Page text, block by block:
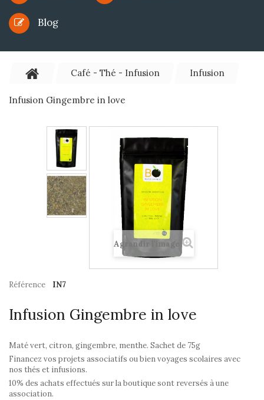
Blog
Café - Thé - Infusion Infusion
Infusion Gingembre in love
Agrandir l'image
Référence IN7
Infusion Gingembre in love
Maté vert, citron, gingembre, menthe. Sachet de 75g
Financez vos projets associatifs ou bien voyages scolaires avec
nos thés et infusions.
10% des achats effectués sur la boutique sont reversés à une
association.